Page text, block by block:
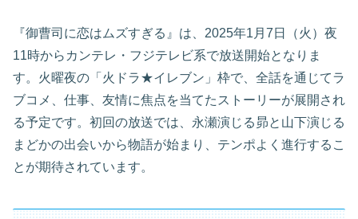
『御曹司に恋はムズすぎる』は、2025年1月7日（火）夜
11時からカンテレ・フジテレビ系で放送開始となりま
す。火曜夜の「火ドラ★イレブン」枠で、全話を通じてラ
ブコメ、仕事、友情に焦点を当てたストーリーが展開され
る予定です。初回の放送では、永瀬演じる昴と山下演じる
まどかの出会いから物語が始まり、テンポよく進行するこ
とが期待されています。